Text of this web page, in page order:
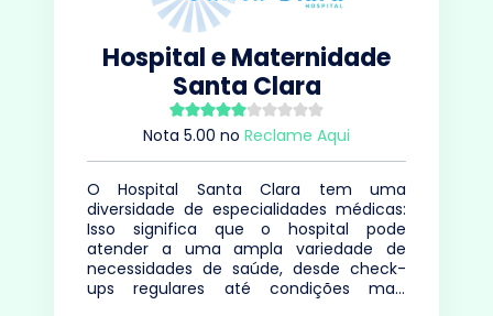
Hospital e Maternidade
Santa Clara
Nota 5.00 no Reclame Aqui
O Hospital Santa Clara tem uma
diversidade de especialidades médicas:
Isso significa que o hospital pode
atender a uma ampla variedade de
necessidades de saúde, desde check-
ups regulares até condições mais